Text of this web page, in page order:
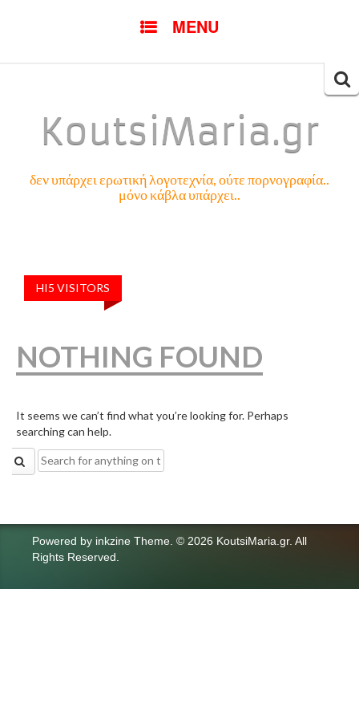
MENU
KoutsiMaria.gr
δεν υπάρχει ερωτική λογοτεχνία, ούτε πορνογραφία..
μόνο κάβλα υπάρχει..
HI5 VISITORS
NOTHING FOUND
It seems we can’t find what you’re looking for. Perhaps
searching can help.
Search
for:
Powered by inkzine Theme © 2026 KoutsiMaria.gr. All
Rights Reserved.